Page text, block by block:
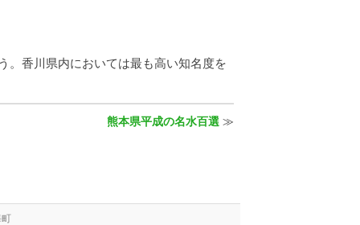
。香川県内においては最も高い知名度を
熊本県平成の名水百選≫